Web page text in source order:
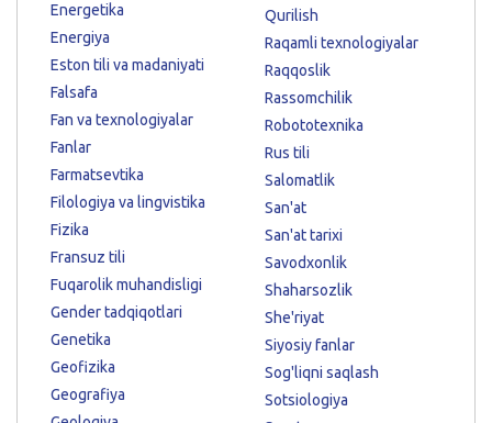
Energetika
Energiya
Eston tili va madaniyati
Falsafa
Fan va texnologiyalar
Fanlar
Farmatsevtika
Filologiya va lingvistika
Fizika
Fransuz tili
Fuqarolik muhandisligi
Gender tadqiqotlari
Genetika
Geofizika
Geografiya
Qurilish
Raqamli texnologiyalar
Raqqoslik
Rassomchilik
Robototexnika
Rus tili
Salomatlik
San'at
San'at tarixi
Savodxonlik
Shaharsozlik
She'riyat
Siyosiy fanlar
Sog'liqni saqlash
Sotsiologiya